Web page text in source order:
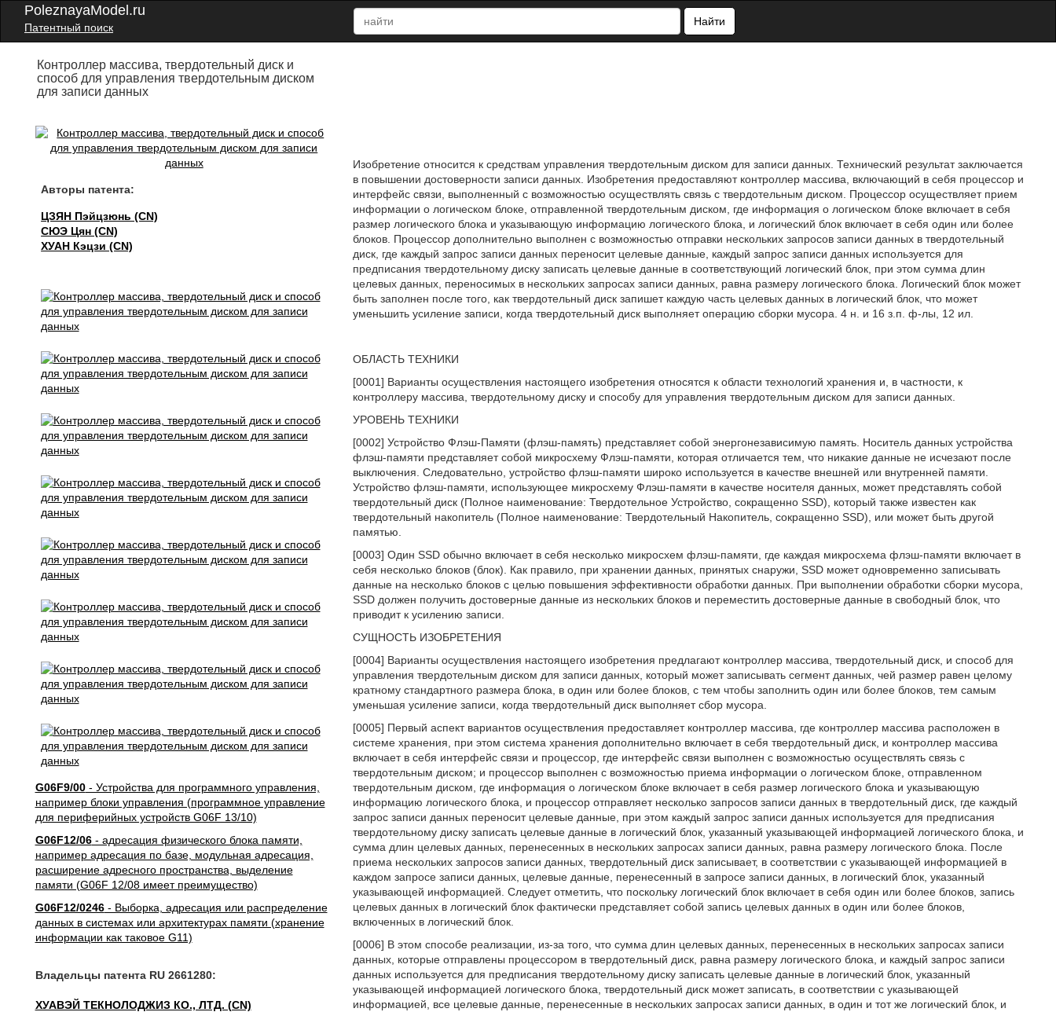
PoleznayaModel.ru
Патентный поиск
Найти
Контроллер массива, твердотельный диск и
способ для управления твердотельным диском
для записи данных
Авторы патента:
ЦЗЯН Пэйцзюнь (CN)
СЮЭ Цян (CN)
ХУАН Кэцзи (CN)
G06F9/00- Устройства для программного управления,
например блоки управления (программное управление
для периферийных устройств G06F 13/10)
G06F12/06- адресация физического блока памяти,
например адресация по базе, модульная адресация,
расширение адресного пространства, выделение
памяти (G06F 12/08 имеет преимущество)
G06F12/0246- Выборка, адресация или распределение
данных в системах или архитектурах памяти (хранение
информации как таковое G11)
Владельцы патента RU 2661280:
ХУАВЭЙ ТЕКНОЛОДЖИЗ КО., ЛТД. (CN)
Изобретение относится к средствам управления твердотельным диском для записи данных. Технический результат заключается
в повышении достоверности записи данных. Изобретения предоставляют контроллер массива, включающий в себя процессор и
интерфейс связи, выполненный с возможностью осуществлять связь с твердотельным диском. Процессор осуществляет прием
информации о логическом блоке, отправленной твердотельным диском, где информация о логическом блоке включает в себя
размер логического блока и указывающую информацию логического блока, и логический блок включает в себя один или более
блоков. Процессор дополнительно выполнен с возможностью отправки нескольких запросов записи данных в твердотельный
диск, где каждый запрос записи данных переносит целевые данные, каждый запрос записи данных используется для
предписания твердотельному диску записать целевые данные в соответствующий логический блок, при этом сумма длин
целевых данных, переносимых в нескольких запросах записи данных, равна размеру логического блока. Логический блок может
быть заполнен после того, как твердотельный диск запишет каждую часть целевых данных в логический блок, что может
уменьшить усиление записи, когда твердотельный диск выполняет операцию сборки мусора. 4 н. и 16 з.п. ф-лы, 12 ил.
ОБЛАСТЬ ТЕХНИКИ
[0001] Варианты осуществления настоящего изобретения относятся к области технологий хранения и, в частности, к
контроллеру массива, твердотельному диску и способу для управления твердотельным диском для записи данных.
УРОВЕНЬ ТЕХНИКИ
[0002] Устройство Флэш-Памяти (флэш-память) представляет собой энергонезависимую память. Носитель данных устройства
флэш-памяти представляет собой микросхему Флэш-памяти, которая отличается тем, что никакие данные не исчезают после
выключения. Следовательно, устройство флэш-памяти широко используется в качестве внешней или внутренней памяти.
Устройство флэш-памяти, использующее микросхему Флэш-памяти в качестве носителя данных, может представлять собой
твердотельный диск (Полное наименование: Твердотельное Устройство, сокращенно SSD), который также известен как
твердотельный накопитель (Полное наименование: Твердотельный Накопитель, сокращенно SSD), или может быть другой
памятью.
[0003] Один SSD обычно включает в себя несколько микросхем флэш-памяти, где каждая микросхема флэш-памяти включает в
себя несколько блоков (блок). Как правило, при хранении данных, принятых снаружи, SSD может одновременно записывать
данные на несколько блоков с целью повышения эффективности обработки данных. При выполнении обработки сборки мусора,
SSD должен получить достоверные данные из нескольких блоков и переместить достоверные данные в свободный блок, что
приводит к усилению записи.
СУЩНОСТЬ ИЗОБРЕТЕНИЯ
[0004] Варианты осуществления настоящего изобретения предлагают контроллер массива, твердотельный диск, и способ для
управления твердотельным диском для записи данных, который может записывать сегмент данных, чей размер равен целому
кратному стандартного размера блока, в один или более блоков, с тем чтобы заполнить один или более блоков, тем самым
уменьшая усиление записи, когда твердотельный диск выполняет сбор мусора.
[0005] Первый аспект вариантов осуществления предоставляет контроллер массива, где контроллер массива расположен в
системе хранения, при этом система хранения дополнительно включает в себя твердотельный диск, и контроллер массива
включает в себя интерфейс связи и процессор, где интерфейс связи выполнен с возможностью осуществлять связь с
твердотельным диском; и процессор выполнен с возможностью приема информации о логическом блоке, отправленном
твердотельным диском, где информация о логическом блоке включает в себя размер логического блока и указывающую
информацию логического блока, и процессор отправляет несколько запросов записи данных в твердотельный диск, где каждый
запрос записи данных переносит целевые данные, при этом каждый запрос записи данных используется для предписания
твердотельному диску записать целевые данные в логический блок, указанный указывающей информацией логического блока, и
сумма длин целевых данных, перенесенных в нескольких запросах записи данных, равна размеру логического блока. После
приема нескольких запросов записи данных, твердотельный диск записывает, в соответствии с указывающей информацией в
каждом запросе записи данных, целевые данные, перенесенный в запросе записи данных, в логический блок, указанный
указывающей информацией. Следует отметить, что поскольку логический блок включает в себя один или более блоков, запись
целевых данных в логический блок фактически представляет собой запись целевых данных в один или более блоков,
включенных в логический блок.
[0006] В этом способе реализации, из-за того, что сумма длин целевых данных, перенесенных в нескольких запросах записи
данных, которые отправлены процессором в твердотельный диск, равна размеру логического блока, и каждый запрос записи
данных используется для предписания твердотельному диску записать целевые данные в логический блок, указанный
указывающей информацией логического блока, твердотельный диск может записать, в соответствии с указывающей
информацией, все целевые данные, перенесенные в нескольких запросах записи данных, в один и тот же логический блок, и